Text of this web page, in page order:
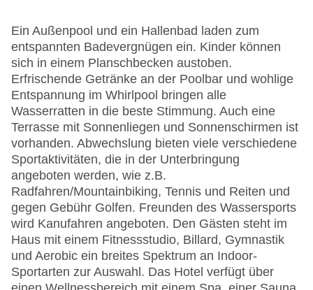
Ein Außenpool und ein Hallenbad laden zum
entspannten Badevergnügen ein. Kinder können
sich in einem Planschbecken austoben.
Erfrischende Getränke an der Poolbar und wohlige
Entspannung im Whirlpool bringen alle
Wasserratten in die beste Stimmung. Auch eine
Terrasse mit Sonnenliegen und Sonnenschirmen ist
vorhanden. Abwechslung bieten viele verschiedene
Sportaktivitäten, die in der Unterbringung
angeboten werden, wie z.B.
Radfahren/Mountainbiking, Tennis und Reiten und
gegen Gebühr Golfen. Freunden des Wassersports
wird Kanufahren angeboten. Den Gästen steht im
Haus mit einem Fitnessstudio, Billard, Gymnastik
und Aerobic ein breites Spektrum an Indoor-
Sportarten zur Auswahl. Das Hotel verfügt über